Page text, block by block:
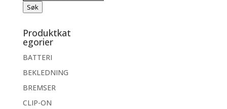
etter:
Søk
Produktkat
egorier
BATTERI
BEKLEDNING
BREMSER
CLIP-ON